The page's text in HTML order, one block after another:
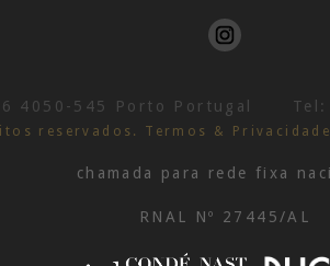
4050-545 Porto Portugal Tel:
reservados. Termos & Privacidade
chamada para rede fixa
RNAL Nº 27445/AL